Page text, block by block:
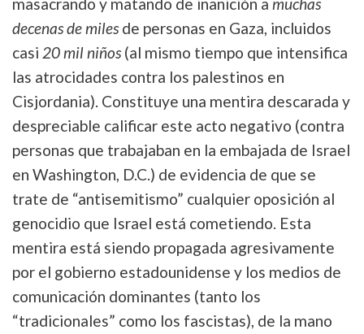
decenas de milesde personas en Gaza, incluidos
casi 20 mil niños(al mismo tiempo que intensifica
las atrocidades contra los palestinos en
Cisjordania). Constituye una mentira descarada y
despreciable calificar este acto negativo (contra
personas que trabajaban en la embajada de Israel
en Washington, D.C.) de evidencia de que se
trate de “antisemitismo” cualquier oposición al
genocidio que Israel está cometiendo. Esta
mentira está siendo propagada agresivamente
por el gobierno estadounidense y los medios de
comunicación dominantes (tanto los
“tradicionales” como los fascistas), de la mano